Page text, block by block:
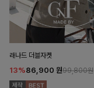
래나드 더블자켓
13%86,900 원99,800원